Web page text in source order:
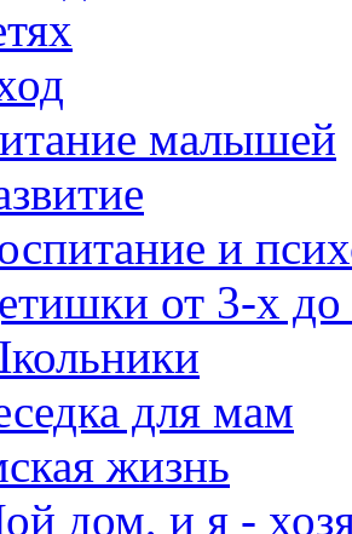
малышей
и
от 3-х
для мам
жизнь
дом, и я -